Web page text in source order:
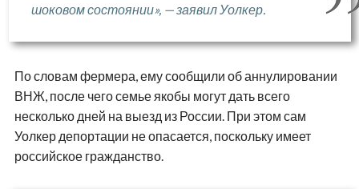
шоковом состоянии», — заявил Уолкер.
По словам фермера, ему сообщили об аннулировании
ВНЖ, после чего семье якобы могут дать всего
несколько дней на выезд из России. При этом сам
Уолкер депортации не опасается, поскольку имеет
российское гражданство.